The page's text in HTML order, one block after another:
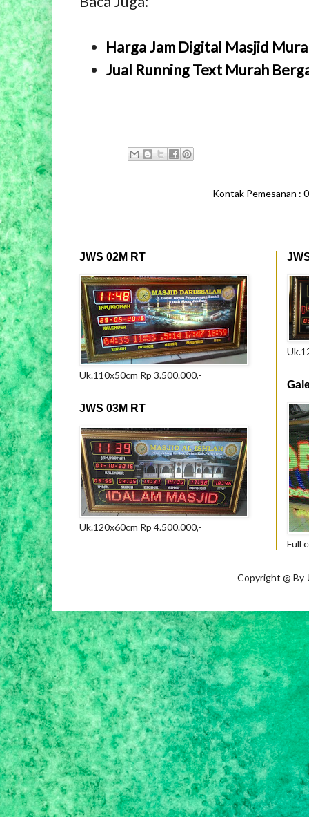
Harga Jam Digital Masjid
Jual Running Text Murah
Kontak Pemesanan :
JWS 02M RT
Uk.110x50cm Rp 3.500.000,-
JWS 03M RT
Uk.120x60cm Rp 4.500.000,-
Full
Copyright @ By